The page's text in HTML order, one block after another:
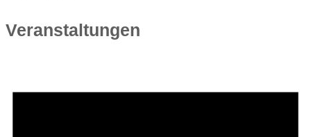
Veranstaltungen